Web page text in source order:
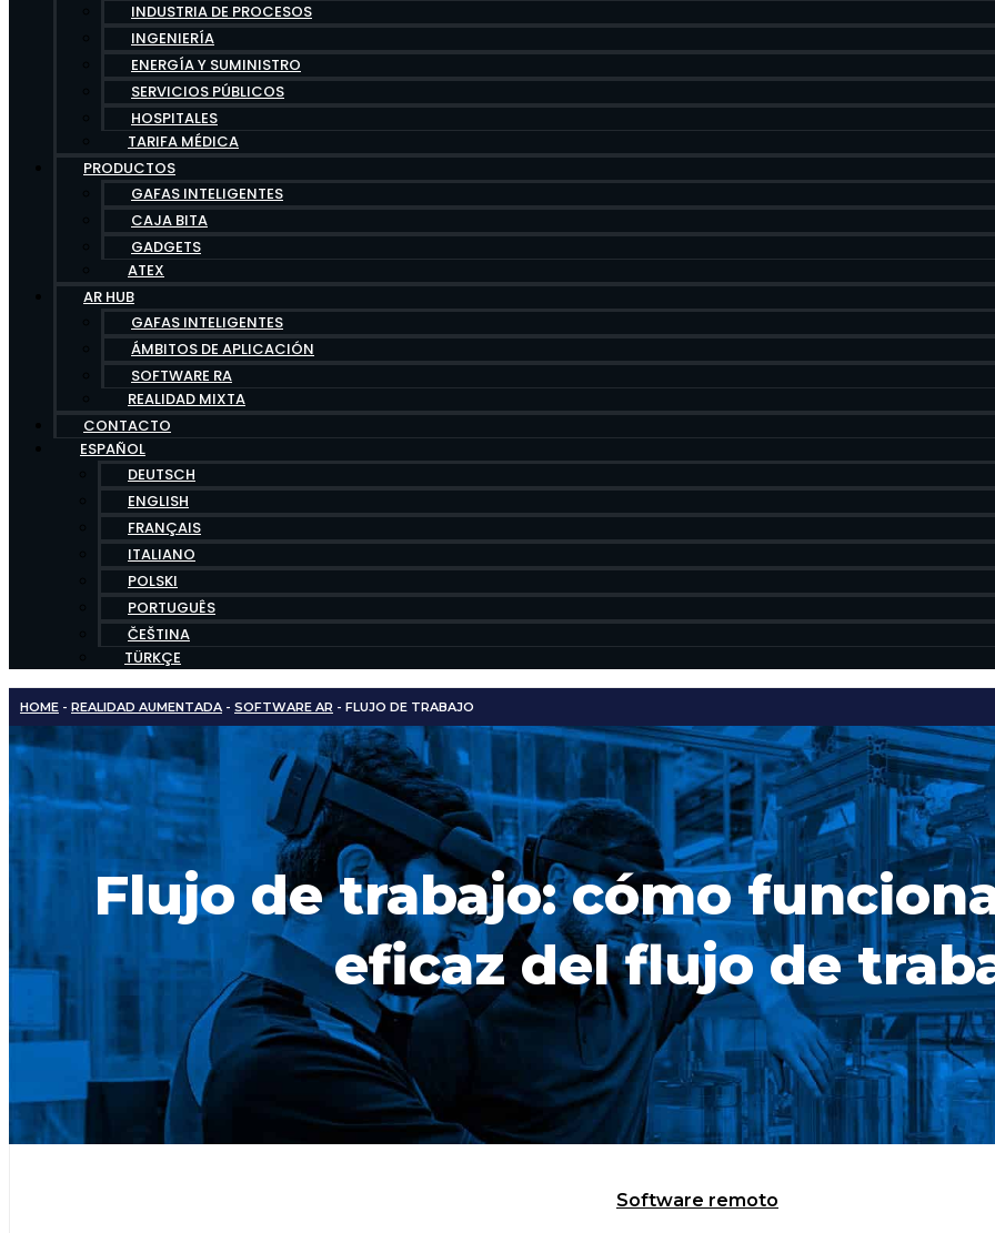
INDUSTRIA DE PROCESOS
INGENIERÍA
ENERGÍA Y SUMINISTRO
SERVICIOS PÚBLICOS
HOSPITALES
TARIFA MÉDICA
PRODUCTOS
GAFAS INTELIGENTES
CAJA BITA
GADGETS
ATEX
AR HUB
GAFAS INTELIGENTES
ÁMBITOS DE APLICACIÓN
SOFTWARE RA
REALIDAD MIXTA
CONTACTO
ESPAÑOL
DEUTSCH
ENGLISH
FRANÇAIS
ITALIANO
POLSKI
PORTUGUÊS
ČEŠTINA
TÜRKÇE
HOME - REALIDAD AUMENTADA - SOFTWARE AR - FLUJO DE TRABAJO
Flujo de trabajo: cómo
eficaz del flujo de
Software remoto